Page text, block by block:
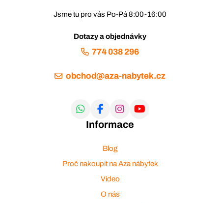
Jsme tu pro vás Po-Pá 8:00-16:00
Dotazy a objednávky
774 038 296
obchod@aza-nabytek.cz
Informace
Blog
Proč nakoupit na Aza nábytek
Video
O nás